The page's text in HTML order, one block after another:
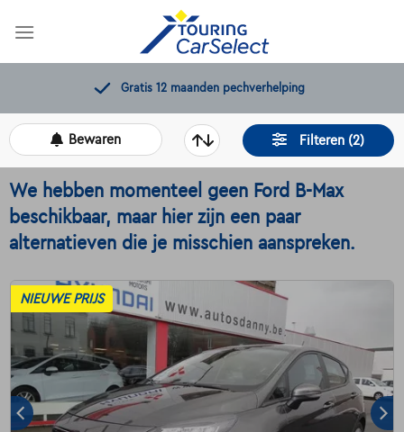
Gratis 12 maanden pechverhelping
Filteren (2)
Bewaren
We hebben momenteel geen Ford B-Max
beschikbaar, maar hier zijn een paar
alternatieven die je misschien aanspreken.
NIEUWE PRIJS